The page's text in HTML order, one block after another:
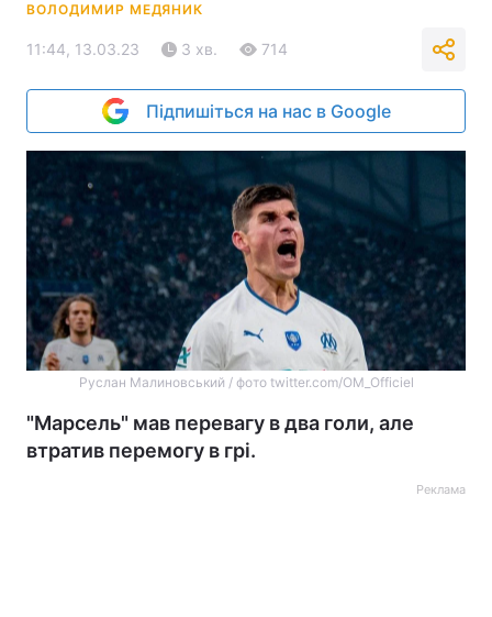
ВОЛОДИМИР МЕДЯНИК
11:44, 13.03.23 3 хв. 714
Підпишіться на нас в Google
Руслан Малиновський / фото twitter.com/OM_Officiel
"Марсель" мав перевагу в два голи, але
втратив перемогу в грі.
Реклама